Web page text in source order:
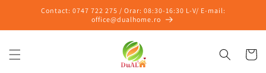
Salt laContact: 0747 722 275 / Orar: 08:30-16:30 L-V/ E-mail:
office@dualhome.ro
Coș